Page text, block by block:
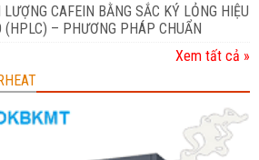
CAFEIN BẰNG SẮC KÝ LỎNG HIỆU
(HPLC) – PHƯƠNG PHÁP CHUẨN
Xem tất cả »